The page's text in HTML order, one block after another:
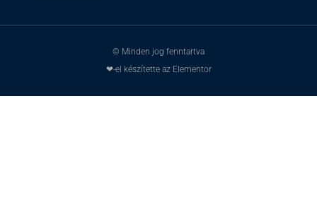
© Minden jog fenntartva
❤-el készítette az Elementor